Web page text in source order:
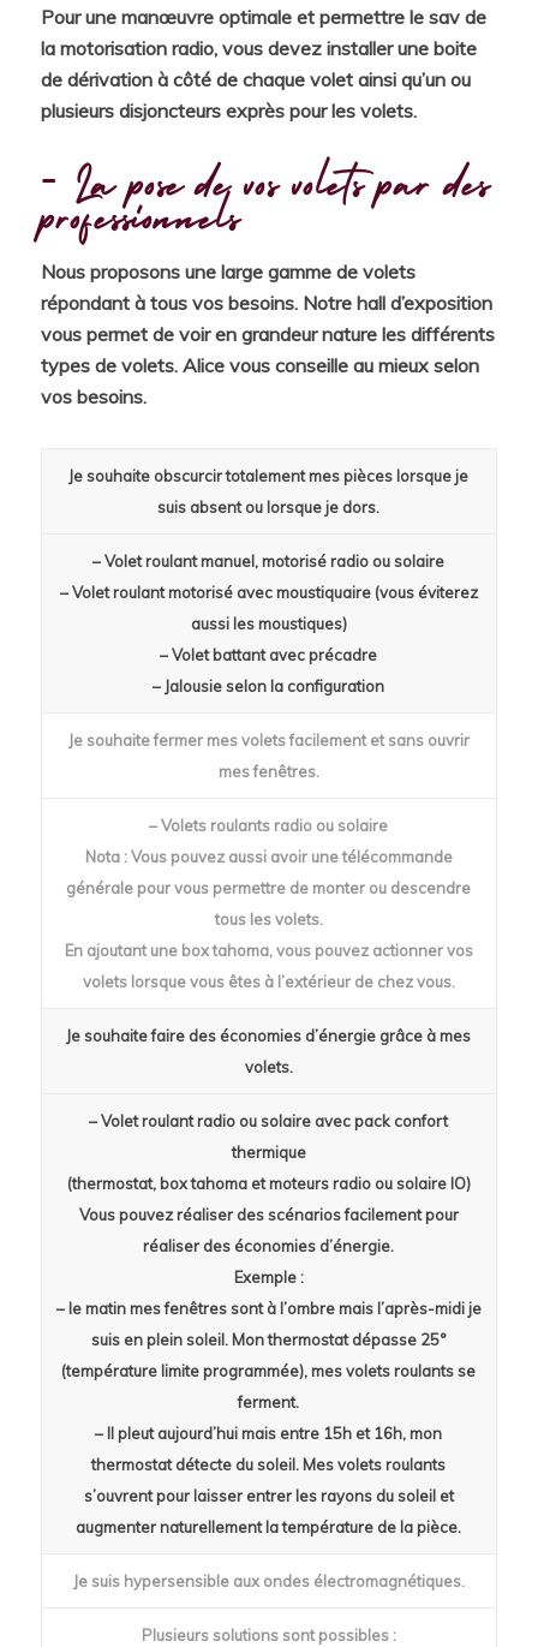
Pour une manœuvre optimale et permettre le sav de
la motorisation radio, vous devez installer une boite
de dérivation à côté de chaque volet ainsi qu’un ou
plusieurs disjoncteurs exprès pour les volets.
La pose de vos volets par des
professionnels
Nous proposons une large gamme de volets
répondant à tous vos besoins. Notre hall d’exposition
vous permet de voir en grandeur nature les différents
types de volets. Alice vous conseille au mieux selon
vos besoins.
Je souhaite obscurcir totalement mes pièces lorsque je
suis absent ou lorsque je dors.
– Volet roulant manuel, motorisé radio ou solaire
– Volet roulant motorisé avec moustiquaire (vous éviterez
aussi les moustiques)
– Volet battant avec précadre
– Jalousie selon la configuration
Je souhaite fermer mes volets facilement et sans ouvrir
mes fenêtres.
– Volets roulants radio ou solaire
Nota : Vous pouvez aussi avoir une télécommande
générale pour vous permettre de monter ou descendre
tous les volets.
En ajoutant une box tahoma, vous pouvez actionner vos
volets lorsque vous êtes à l’extérieur de chez vous.
Je souhaite faire des économies d’énergie grâce à mes
volets.
– Volet roulant radio ou solaire avec pack confort
thermique
(thermostat, box tahoma et moteurs radio ou solaire IO)
Vous pouvez réaliser des scénarios facilement pour
réaliser des économies d’énergie.
Exemple :
– le matin mes fenêtres sont à l’ombre mais l’après-midi je
suis en plein soleil. Mon thermostat dépasse 25°
(température limite programmée), mes volets roulants se
ferment.
– Il pleut aujourd’hui mais entre 15h et 16h, mon
thermostat détecte du soleil. Mes volets roulants
s’ouvrent pour laisser entrer les rayons du soleil et
augmenter naturellement la température de la pièce.
Je suis hypersensible aux ondes électromagnétiques.
Plusieurs solutions sont possibles :